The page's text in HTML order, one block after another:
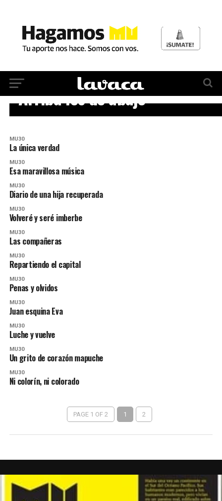
Arriba los de abajo
MU30
La única verdad
MU30
Esa maravillosa música
MU30
Diario de una hija recuperada
MU30
Volveré y seré imberbe
MU30
Las compañeras
MU30
Repartiendo el capital
MU30
Penas y olvidos
MU30
Juan esquina Eva
MU30
Luche y vuelve
MU30
Un grito de corazón mapuche
MU30
Ni colorín, ni colorado
PAGE 1 OF 2 1 2